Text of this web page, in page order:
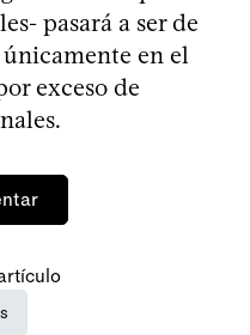
pasará a ser de
en el
exceso de